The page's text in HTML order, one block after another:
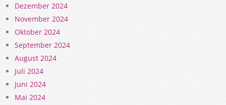
Dezember 2024
November 2024
Oktober 2024
September 2024
August 2024
Juli 2024
Juni 2024
Mai 2024